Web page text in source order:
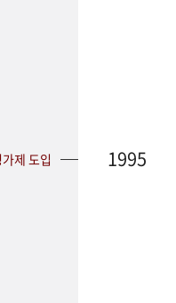
제 도입 1995